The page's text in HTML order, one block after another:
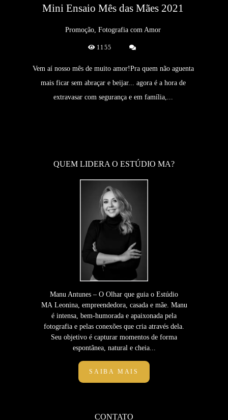
Mini Ensaio Mês das Mães 2021
Promoção, Fotografia com Amor
1155
Vem aí nosso mês de muito amor!Pra quem não aguenta
mais ficar sem abraçar e beijar... agora é a hora de
extravasar com segurança e em família,...
QUEM LIDERA O ESTÚDIO MA?
Manu Antunes – O Olhar que guia o Estúdio
MA Leonina, empreendedora, casada e mãe. Manu
é intensa, bem-humorada e apaixonada pela
fotografia e pelas conexões que cria através dela.
Seu objetivo é capturar momentos de forma
espontânea, natural e cheia...
SAIBA MAIS
CONTATO